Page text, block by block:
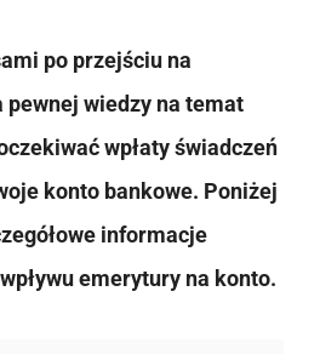
po przejściu na
wiedzy na temat
wpłaty świadczeń
konto bankowe. Poniżej
informacje
emerytury na konto.